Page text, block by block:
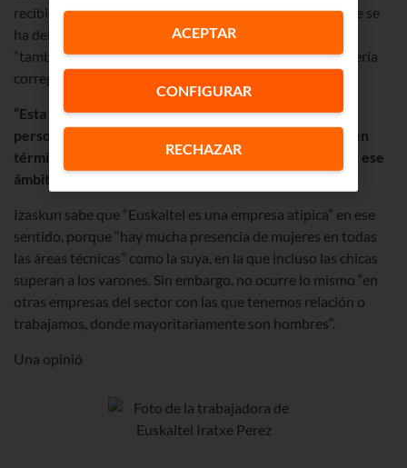
recibió, hace pocos años, al 15% actual. Un descenso que se
ha debido en parte a una cuestión de “tendencia”, pero
“también a un tema cultural y de educación”, que se debería
corregir “en todos los ámbitos desde la infancia”.
“Esta profesión no es de hombres o mujeres, sino de
personas a las que les gusta la Tecnología (Ingeniería, en
términos generales) y quieren vivir y desarrollarse en ese
ámbito”,
asegura.
Izaskun sabe que “Euskaltel es una empresa atípica” en ese
sentido, porque “hay mucha presencia de mujeres en todas
las áreas técnicas” como la suya, en la que incluso las chicas
superan a los varones. Sin embargo, no ocurre lo mismo “en
otras empresas del sector con las que tenemos relación o
trabajamos, donde mayoritariamente son hombres”.
Una opinió
CONFIGURAR
RECHAZAR
ACEPTAR